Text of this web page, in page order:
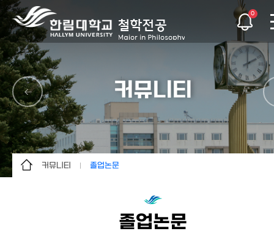
0
커뮤니티
커뮤니티 졸업논문
졸업논문